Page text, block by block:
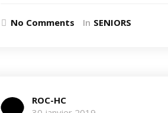
No Comments In SENIORS
ROC-HC